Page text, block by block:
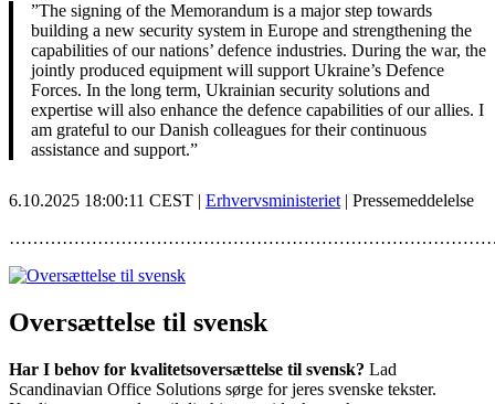
”The signing of the Memorandum is a major step towards
building a new security system in Europe and strengthening the
capabilities of our nations’ defence industries. During the war, the
jointly produced equipment will support Ukraine’s Defence
Forces. In the long term, Ukrainian security solutions and
expertise will also enhance the defence capabilities of our allies. I
am grateful to our Danish colleagues for their continuous
assistance and support.”
6.10.2025 18:00:11 CEST | Erhvervsministeriet | Pressemeddelelse
Oversættelse til svensk
Har I behov for kvalitetsoversættelse til svensk? Lad
Scandinavian Office Solutions sørge for jeres svenske tekster.